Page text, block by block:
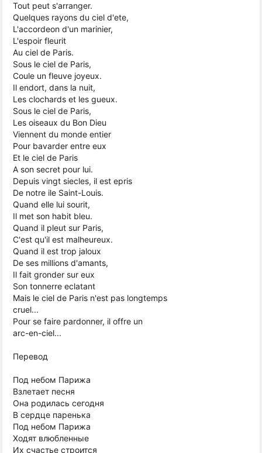
Tout peut s'arranger.
Quelques rayons du ciel d'ete,
L'accordeon d'un marinier,
L'espoir fleurit
Au ciel de Paris.
Sous le ciel de Paris,
Coule un fleuve joyeux.
Il endort, dans la nuit,
Les clochards et les gueux.
Sous le ciel de Paris,
Les oiseaux du Bon Dieu
Viennent du monde entier
Pour bavarder entre eux
Et le ciel de Paris
A son secret pour lui.
Depuis vingt siecles, il est epris
De notre ile Saint-Louis.
Quand elle lui sourit,
Il met son habit bleu.
Quand il pleut sur Paris,
C'est qu'il est malheureux.
Quand il est trop jaloux
De ses millions d'amants,
Il fait gronder sur eux
Son tonnerre eclatant
Mais le ciel de Paris n'est pas longtemps
cruel...
Pour se faire pardonner, il offre un
arc-en-ciel...
Перевод
Под небом Парижа
Взлетает песня
Она родилась сегодня
В сердце паренька
Под небом Парижа
Ходят влюбленные
Их счастье строится